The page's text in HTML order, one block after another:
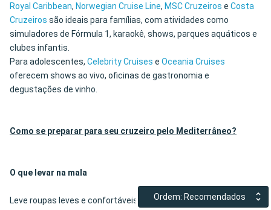
Ordem: Recomendados
Royal Caribbean, Norwegian Cruise Line, MSC Cruzeiros e Costa
Cruzeiros são ideais para famílias, com atividades como
simuladores de Fórmula 1, karaokê, shows, parques aquáticos e
clubes infantis.
Para adolescentes, Celebrity Cruises e Oceania Cruises
oferecem shows ao vivo, oficinas de gastronomia e
degustações de vinho.
Como se preparar para seu cruzeiro pelo Mediterrâneo?
O que levar na mala
Leve roupas leves e confortáveis para o dia, e roupas casuais